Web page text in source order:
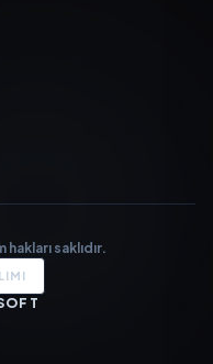
hakları saklıdır.